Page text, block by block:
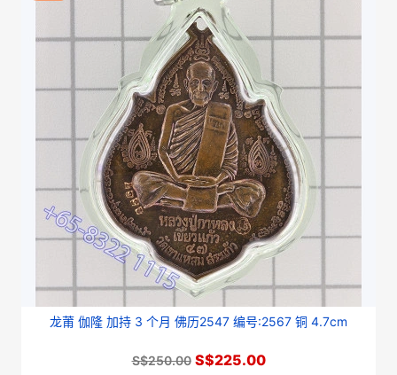
龙莆 伽隆 加持 3 个月 佛历2547 编号:2567 铜 4.7cm
S$250.00 S$225.00